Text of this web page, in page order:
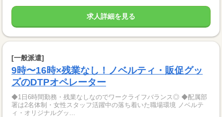
求人詳細を見る
[一般派遣]
9時〜16時×残業なし！ノベルティ・販促グッ
ズのDTPオペレーター
◆1日6時間勤務・残業なしなのでワークライフバランス◎ ◆配属部
署は2名体制・女性スタッフ活躍中の落ち着いた職場環境 ノベルテ
ィ・オリジナルグッ...